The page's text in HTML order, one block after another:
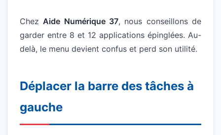
ChezAide Numérique 37, nous conseillons de
garder entre 8 et 12 applications épinglées. Au-
delà, le menu devient confus et perd son utilité.
Déplacer la barre des tâches à
gauche